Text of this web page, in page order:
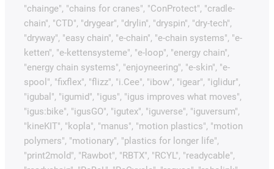
"chainge", "chains for cranes", "ConProtect", "cradle-
chain", "CTD", "drygear", "drylin", "dryspin", "dry-tech",
"dryway", "easy chain", "e-chain", "e-chain systems", "e-
ketten", "e-kettensysteme", "e-loop", "energy chain",
"energy chain systems", "enjoyneering", "e-skin", "e-
spool", "fixflex", "flizz", "i.Cee", "ibow", "igear", "iglidur",
"igubal", "igumid", "igus", "igus improves what moves",
"igus:bike", "igusGO", "igutex", "iguverse", "iguversum",
"kineKIT", "kopla", "manus", "motion plastics", "motion
polymers", "motionary", "plastics for longer life",
"print2mold", "Rawbot", "RBTX", "RCYL", "readycable",